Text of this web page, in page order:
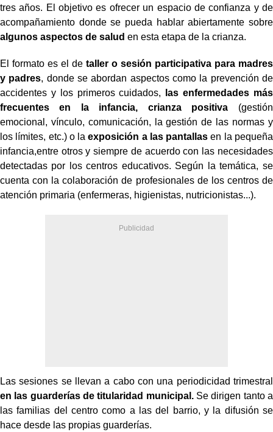
tres años. El objetivo es ofrecer un espacio de confianza y de
acompañamiento donde se pueda hablar abiertamente sobre
algunos aspectos de salud en esta etapa de la crianza.
El formato es el de taller o sesión participativa para madres
y padres, donde se abordan aspectos como la prevención de
accidentes y los primeros cuidados,
las enfermedades más
frecuentes en la infancia, crianza positiva (gestión
emocional, vínculo, comunicación, la gestión de las normas y
los límites, etc.) o laexposición a las pantallas en la pequeña
infancia,entre otros y siempre de acuerdo con las necesidades
detectadas por los centros educativos. Según la temática, se
cuenta con la colaboración de profesionales de los centros de
atención primaria (enfermeras, higienistas, nutricionistas...).
Las sesiones se llevan a cabo con una periodicidad trimestral
en las guarderías de titularidad municipal.Se dirigen tanto a
las familias del centro como a las del barrio, y la difusión se
hace desde las propias guarderías.